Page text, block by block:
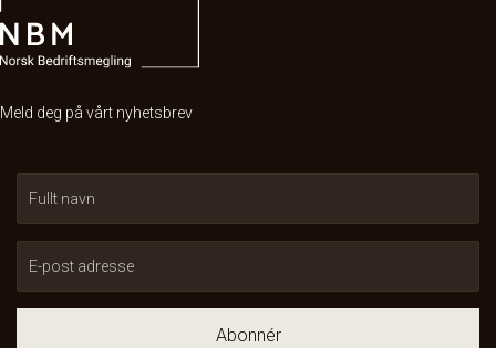
Meld deg på vårt nyhetsbrev
Abonnér